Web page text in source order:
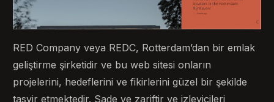
RED Company veya REDC, Rotterdam’dan bir emlak
geliştirme şirketidir ve bu web sitesi onların
projelerini, hedeflerini ve fikirlerini güzel bir şekilde
tasvir etmektedir. Sade ve zariftir ve izleyicileri